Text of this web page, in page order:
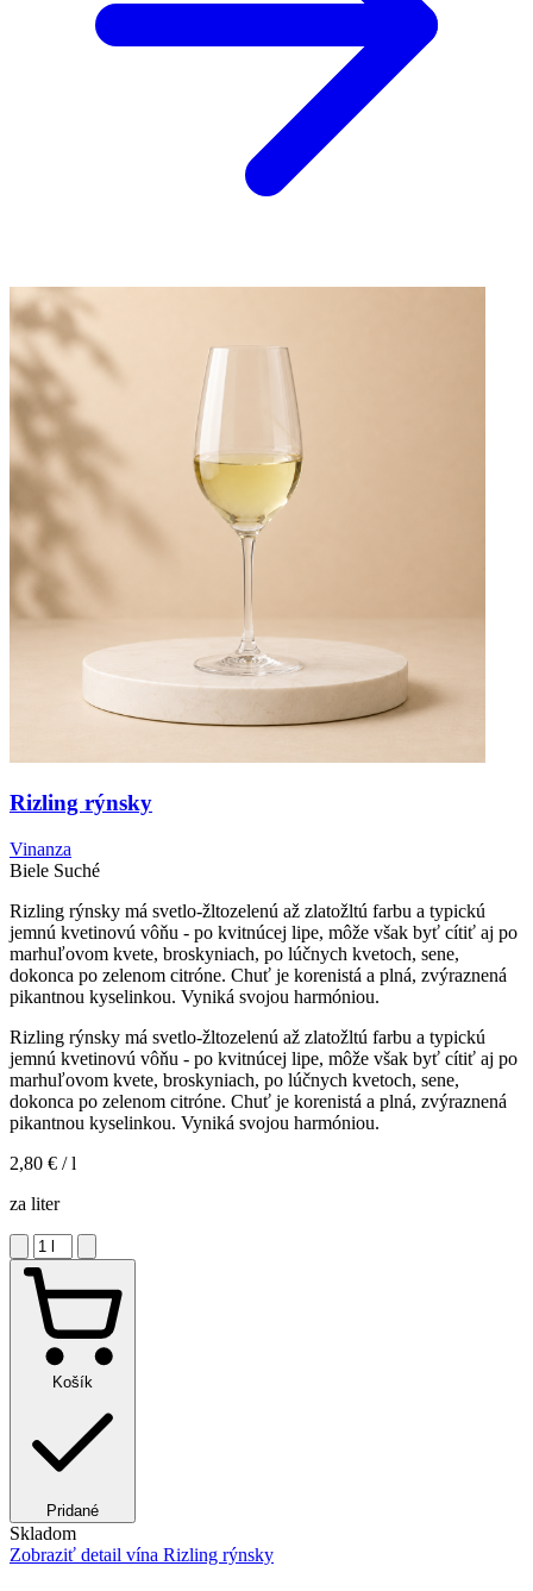
Rizling rýnsky
Vinanza
Biele Suché
Rizling rýnsky má svetlo-žltozelenú až zlatožltú farbu a typickú
jemnú kvetinovú vôňu - po kvitnúcej lipe, môže však byť cítiť aj po
marhuľovom kvete, broskyniach, po lúčnych kvetoch, sene,
dokonca po zelenom citróne. Chuť je korenistá a plná, zvýraznená
pikantnou kyselinkou. Vyniká svojou harmóniou.
Rizling rýnsky má svetlo-žltozelenú až zlatožltú farbu a typickú
jemnú kvetinovú vôňu - po kvitnúcej lipe, môže však byť cítiť aj po
marhuľovom kvete, broskyniach, po lúčnych kvetoch, sene,
dokonca po zelenom citróne. Chuť je korenistá a plná, zvýraznená
pikantnou kyselinkou. Vyniká svojou harmóniou.
2,80 € / l
za liter
Košík
Pridané
Skladom
Zobraziť detail vína Rizling rýnsky